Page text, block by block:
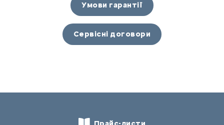
Умови гарантії
Сервісні договори